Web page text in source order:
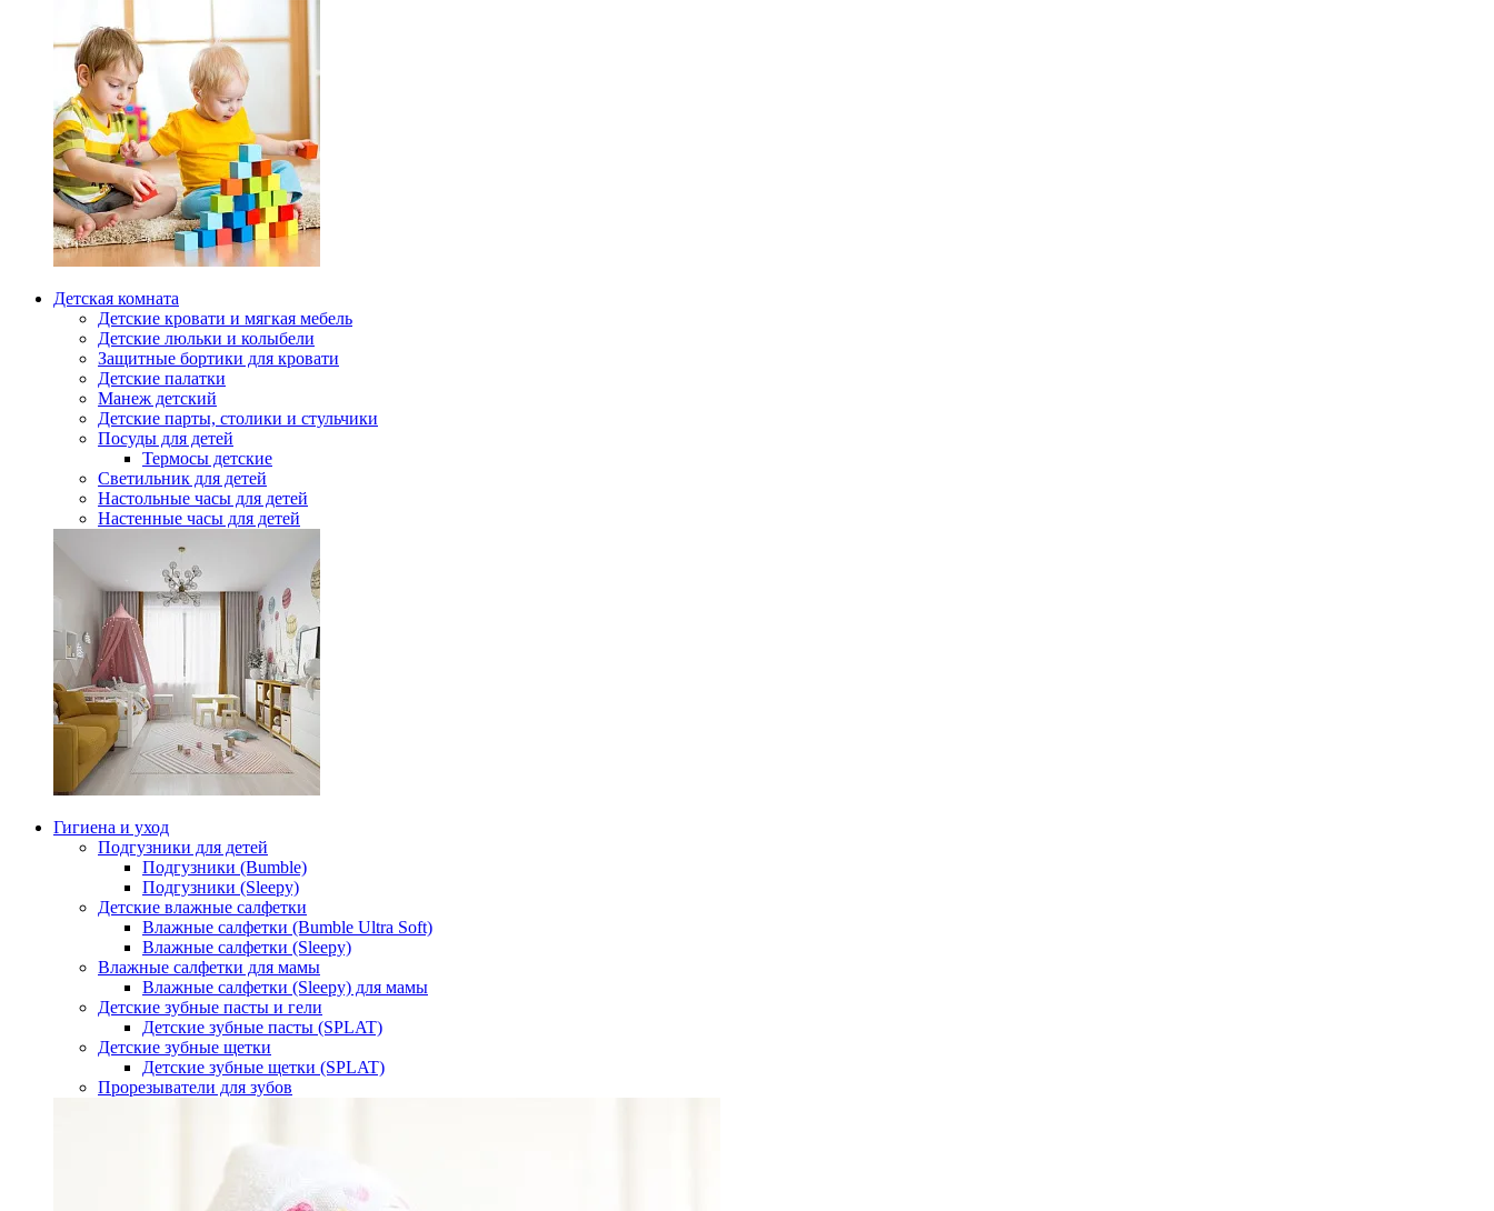
Детская комната
Детские кровати и мягкая мебель
Детские люльки и колыбели
Защитные бортики для кровати
Детские палатки
Манеж детский
Детские парты, столики и стульчики
Посуды для детей
Термосы детские
Светильник для детей
Настольные часы для детей
Настенные часы для детей
Гигиена и уход
Подгузники для детей
Подгузники (Bumble)
Подгузники (Sleepy)
Детские влажные салфетки
Влажные салфетки (Bumble Ultra Soft)
Влажные салфетки (Sleepy)
Влажные салфетки для мамы
Влажные салфетки (Sleepy) для мамы
Детские зубные пасты и гели
Детские зубные пасты (SPLAT)
Детские зубные щетки
Детские зубные щетки (SPLAT)
Прорезыватели для зубов